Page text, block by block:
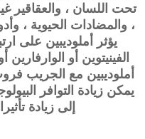
تحت اللسان ، والعقاقير
، والمضادات الحيوية ،
يؤثر أملوديبين على
الفينيتوين أو
أملوديبين مع الجريب
يمكن زيادة التوافر
إلى زيادة